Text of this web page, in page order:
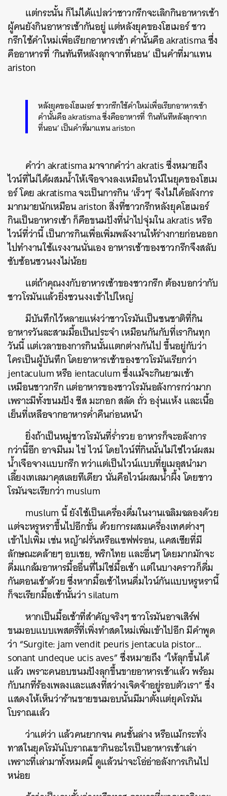
แต่กระนั้น ก็ไม่ได้แปลว่าชาวกรีกจะเลิกกินอาหารเช้า
ผู้คนยังกินอาหารเช้ากันอยู่ แต่หลังยุคของโฮเมอร์ ชาว
กรีกใช้คำใหม่เพื่อเรียกอาหารเช้า คำนั้นคือ akratisma ซึ่ง
คืออาหารที่ ‘กินทันทีหลังลุกจากที่นอน’ เป็นคำที่มาแทน
ariston
หลังยุคของโฮเมอร์ ชาวกรีกใช้คำใหม่เพื่อเรียกอาหารเช้า
คำนั้นคือ akratisma ซึ่งคืออาหารที่ ‘กินทันทีหลังลุกจาก
ที่นอน’ เป็นคำที่มาแทน ariston
คำว่า akratisma มาจากคำว่า akratis ซึ่งหมายถึง
ไวน์ที่ไม่ได้ผสมน้ำให้เจือจางลงเหมือนไวน์ในยุคของโฮเม
อร์ โดย akratisma จะเป็นการกิน ‘เร็วๆ’ จึงไม่ได้อลังการ
มากมายนักเหมือน ariston สิ่งที่ชาวกรีกหลังยุคโฮเมอร์
กินเป็นอาหารเช้า ก็คือขนมปังที่นำไปจุ่มใน akratis หรือ
ไวน์ที่ว่านี้ เป็นการกินเพื่อเพิ่มพลังงานให้ร่างกายก่อนออก
ไปทำงานใช้แรงงานนั่นเอง อาหารเช้าของชาวกรีกจึงสลับ
ซับซ้อนชวนงงไม่น้อย
แต่ถ้าคุณงงกับอาหารเช้าของชาวกรีก ต้องบอกว่ากับ
ชาวโรมันแล้วยิ่งชวนงงเข้าไปใหญ่
มีบันทึกไว้หลายแห่งว่าชาวโรมันเป็นชนชาติที่กิน
อาหารวันละสามมื้อเป็นประจำ เหมือนกันกับที่เรากินทุก
วันนี้ แต่เวลาของการกินนั้นแตกต่างกันไป ขึ้นอยู่กับว่า
ใครเป็นผู้บันทึก โดยอาหารเช้าของชาวโรมันเรียกว่า
jentaculum หรือ ientaculum ซึ่งแม้จะกินยามเช้า
เหมือนชาวกรีก แต่อาหารของชาวโรมันอลังการกว่ามาก
เพราะมีทั้งขนมปัง ชีส มะกอก สลัด ถั่ว องุ่นแห้ง และเนื้อ
เย็นที่เหลือจากอาหารค่ำคืนก่อนหน้า
ยิ่งถ้าเป็นหมู่ชาวโรมันที่ร่ำรวย อาหารก็จะอลังการ
กว่านี้อีก อาจมีนม ไข่ ไวน์ โดยไวน์ที่กินนั้นไม่ใช่ไวน์ผสม
น้ำเจือจางแบบกรีก ทว่าแต่เป็นไวน์แบบที่ยูเมอุสนำมา
เลี้ยงเทเลมาคุสเลยทีเดียว นั่นคือไวน์ผสมน้ำผึ้ง โดยชาว
โรมันจะเรียกว่า muslum
muslum นี้ ยังใช้เป็นเครื่องดื่มในงานเฉลิมฉลองด้วย
แต่จะหรูหราขึ้นไปอีกขั้น ด้วยการผสมเครื่องเทศต่างๆ
เข้าไปเพิ่ม เช่น หญ้าฝรั่นหรือแซฟฟรอน, แคสเซียที่มี
ลักษณะคล้ายๆ อบเชย, พริกไทย และอื่นๆ โดยมากมักจะ
ดื่มแกล้มอาหารมื้ออื่นที่ไม่ใช่มื้อเช้า แต่ในบางคราวก็ดื่ม
กันตอนเช้าด้วย ซึ่งหากมื้อเช้าไหนดื่มไวน์กันแบบหรูหรานี้
ก็จะเรียกมื้อเช้านั้นว่า silatum
หากเป็นมื้อเช้าที่สำคัญจริงๆ ชาวโรมันอาจเสิร์ฟ
ขนมอบแบบเพสตรี้ที่เพิ่งทำสดใหม่เพิ่มเข้าไปอีก มีคำพูด
ว่า “Surgite: jam vendit peuris jentacula pistor…
sonant undeque ucis aves”ซึ่งหมายถึง “ให้ลุกขึ้นได้
แล้ว เพราะคนอบขนมปังลุกขึ้นขายอาหารเช้าแล้ว พร้อม
กับนกที่ร้องเพลงและแสงที่สว่างเจิดจ้าอยู่รอบตัวเรา” ซึ่ง
แสดงให้เห็นว่าร้านขายขนมอบนั้นมีมาตั้งแต่ยุคโรมัน
โบราณแล้ว
ว่าแต่ว่า แล้วคนยากจน คนชั้นล่าง หรือแม้กระทั่ง
ทาสในยุคโรมันโบราณเขากินอะไรเป็นอาหารเช้าเล่า
เพราะที่เล่ามาทั้งหมดนี้ ดูแล้วน่าจะโอ่อ่าอลังการเกินไป
หน่อย
ค้นหา
SHARE TWEET LINE EMAIL